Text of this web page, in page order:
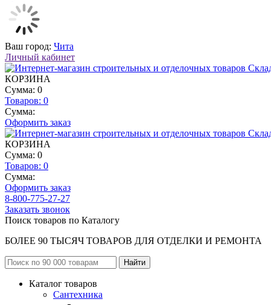
Ваш город: Чита
Личный кабинет
КОРЗИНА
Сумма: 0
Товаров: 0
Сумма:
Оформить заказ
КОРЗИНА
Сумма: 0
Товаров: 0
Сумма:
Оформить заказ
8-800-775-27-27
Заказать звонок
Поиск товаров по Каталогу
БОЛЕЕ 90 ТЫСЯЧ ТОВАРОВ ДЛЯ ОТДЕЛКИ И РЕМОНТА
Каталог товаров
Сантехника